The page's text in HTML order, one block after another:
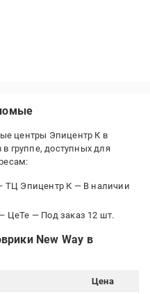
центры Эпицентр К в
в группе, доступных для
ТЦ Эпицентр К — В наличии
ЦеТе — Под заказ 12 шт.
New Way в
Цена